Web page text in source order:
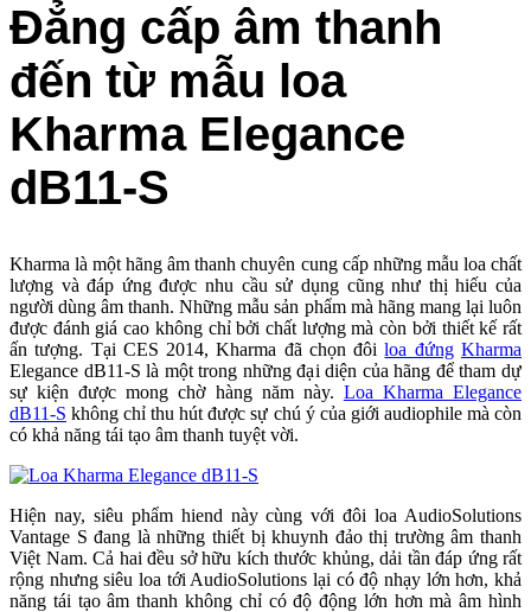
Đẳng cấp âm thanh
đến từ mẫu loa
Kharma Elegance
dB11-S
Kharma là một hãng âm thanh chuyên cung cấp những mẫu loa chất
lượng và đáp ứng được nhu cầu sử dụng cũng như thị hiếu của
người dùng âm thanh. Những mẫu sản phẩm mà hãng mang lại luôn
được đánh giá cao không chỉ bởi chất lượng mà còn bởi thiết kế rất
ấn tượng. Tại CES 2014, Kharma đã chọn đôiloa đứng Kharma
Elegance dB11-S là một trong những đại diện của hãng để tham dự
sự kiện được mong chờ hàng năm này. Loa Kharma Elegance
dB11-S không chỉ thu hút được sự chú ý của giới audiophile mà còn
có khả năng tái tạo âm thanh tuyệt vời.
Hiện nay, siêu phẩm hiend này cùng với đôi loa AudioSolutions
Vantage S đang là những thiết bị khuynh đảo thị trường âm thanh
Việt Nam. Cả hai đều sở hữu kích thước khủng, dải tần đáp ứng rất
rộng nhưng siêu loa tới AudioSolutions lại có độ nhạy lớn hơn, khả
năng tái tạo âm thanh không chỉ có độ động lớn hơn mà âm hình